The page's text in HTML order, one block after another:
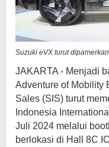
Suzuki eVX turut
JAKARTA - Menjadi
Adventure of Mobility
Sales (SIS) turut
Indonesia
Juli 2024 melalui
berlokasi di Hall 8C